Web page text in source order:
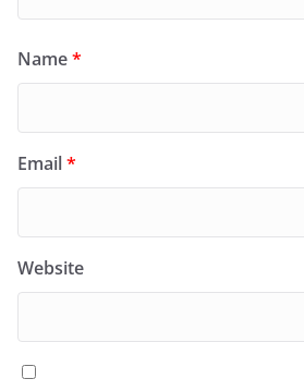
Name*
Email*
Website